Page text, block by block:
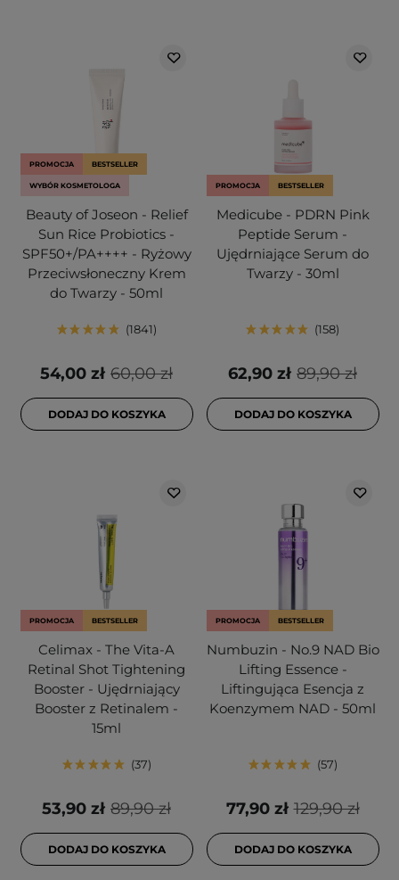
PROMOCJA BESTSELLER
WYBÓR KOSMETOLOGA
Beauty of Joseon - Relief
Sun Rice Probiotics -
SPF50+/PA++++ - Ryżowy
Przeciwsłoneczny Krem
do Twarzy - 50ml
1841
60,00 zł
54,00 zł
DODAJ DO KOSZYKA
PROMOCJA BESTSELLER
Medicube - PDRN Pink
Peptide Serum -
Ujędrniające Serum do
Twarzy - 30ml
158
89,90 zł
62,90 zł
DODAJ DO KOSZYKA
PROMOCJA BESTSELLER
Celimax - The Vita-A
Retinal Shot Tightening
Booster - Ujędrniający
Booster z Retinalem -
15ml
37
89,90 zł
53,90 zł
DODAJ DO KOSZYKA
PROMOCJA BESTSELLER
Numbuzin - No.9 NAD Bio
Lifting Essence -
Liftingująca Esencja z
Koenzymem NAD - 50ml
57
129,90 zł
77,90 zł
DODAJ DO KOSZYKA